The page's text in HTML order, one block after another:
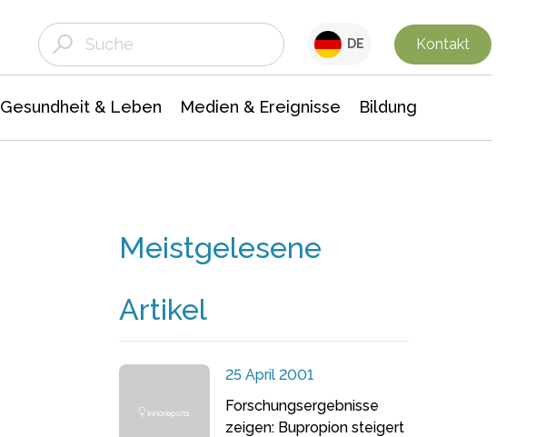
DE Kontakt
Gesundheit & Leben Medien & Ereignisse Bildung
Meistgelesene
Artikel
25 April 2001
Forschungsergebnisse
zeigen: Bupropion steigert